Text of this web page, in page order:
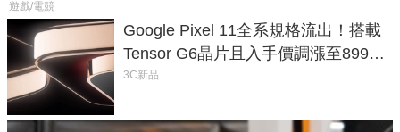
遊戲/電競
Google Pixel 11全系規格流出！搭載
Tensor G6晶片且入手價調漲至899美
元
3C新品